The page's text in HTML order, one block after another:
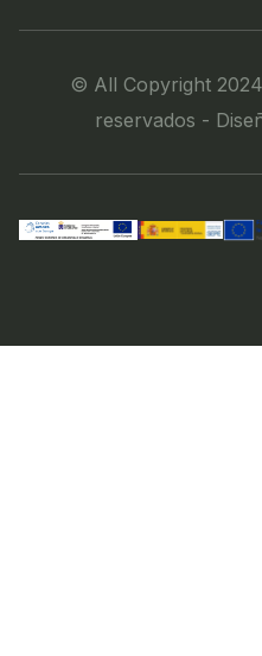
© All Copyright
reservados -